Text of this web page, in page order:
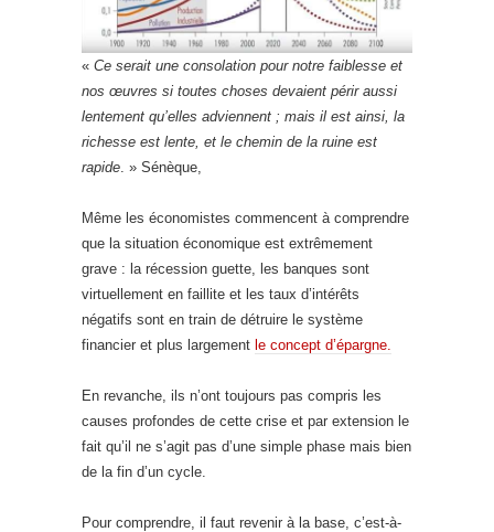
« Ce serait une consolation pour notre faiblesse et
nos œuvres si toutes choses devaient périr aussi
lentement qu’elles adviennent ; mais il est ainsi, la
richesse est lente, et le chemin de la ruine est
rapide . » Sénèque,
Même les économistes commencent à comprendre
que la situation économique est extrêmement
grave : la récession guette, les banques sont
virtuellement en faillite et les taux d’intérêts
négatifs sont en train de détruire le système
financier et plus largement le concept d’épargne.
En revanche, ils n’ont toujours pas compris les
causes profondes de cette crise et par extension le
fait qu’il ne s’agit pas d’une simple phase mais bien
de la fin d’un cycle.
Pour comprendre, il faut revenir à la base, c’est-à-